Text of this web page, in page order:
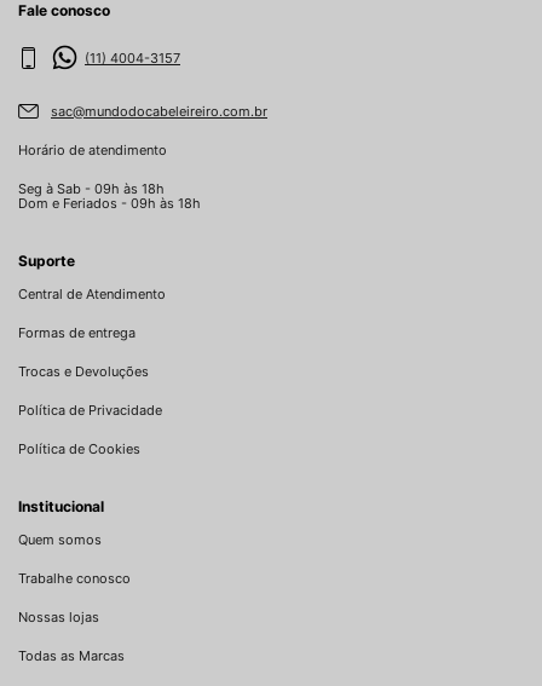
Fale conosco
(11) 4004-3157
sac@mundodocabeleireiro.com.br
Horário de atendimento
Seg à Sab - 09h às 18h
Dom e Feriados - 09h às 18h
Suporte
Central de Atendimento
Formas de entrega
Trocas e Devoluções
Política de Privacidade
Política de Cookies
Institucional
Quem somos
Trabalhe conosco
Nossas lojas
Todas as Marcas